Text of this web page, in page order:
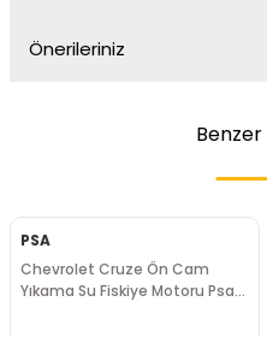
Önerileriniz
Benzer
PSA
Chevrolet Cruze Ön Cam
Yıkama Su Fiskiye Motoru Psa